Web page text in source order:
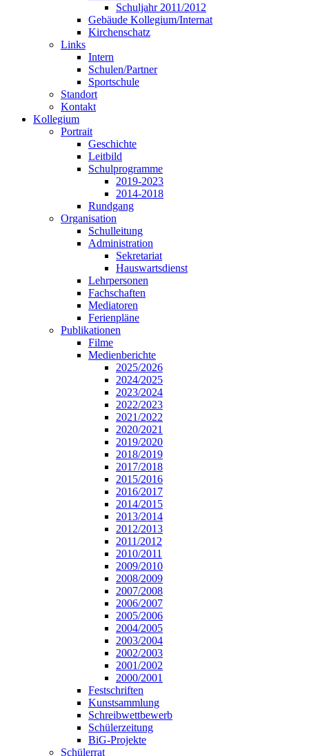
Schuljahr 2011/2012
Gebäude Kollegium/Internat
Kirchenschatz
Links
Intern
Schulen/Partner
Sportschule
Standort
Kontakt
Kollegium
Portrait
Geschichte
Leitbild
Schulprogramme
2019-2023
2014-2018
Rundgang
Organisation
Schulleitung
Administration
Sekretariat
Hauswartsdienst
Lehrpersonen
Fachschaften
Mediatoren
Ferienpläne
Publikationen
Filme
Medienberichte
2025/2026
2024/2025
2023/2024
2022/2023
2021/2022
2020/2021
2019/2020
2018/2019
2017/2018
2015/2016
2016/2017
2014/2015
2013/2014
2012/2013
2011/2012
2010/2011
2009/2010
2008/2009
2007/2008
2006/2007
2005/2006
2004/2005
2003/2004
2002/2003
2001/2002
2000/2001
Festschriften
Kunstsammlung
Schreibwettbewerb
Schülerzeitung
BiG-Projekte
Schülerrat